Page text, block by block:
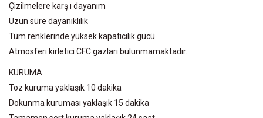
Çizilmelere karş ı dayanım
Uzun süre dayanıklılık
Tüm renklerinde yüksek kapatıcılık gücü
Atmosferi kirletici CFC gazları bulunmamaktadır.
KURUMA
Toz kuruma yaklaşık 10 dakika
Dokunma kuruması yaklaşık 15 dakika